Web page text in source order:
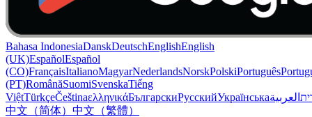
Bahasa IndonesiaDanskDeutschEnglishEnglish
(UK)EspañolEspañol
(CO)FrançaisItalianoMagyarNederlandsNorskPolskiPortuguês
(PT)RomânăSuomiSvenskaTiếng
ViệtTürkçeČeštinaελληνικάБългарскиРусскийУкраїнськаالعربية
中文（简体） 中文（繁體）